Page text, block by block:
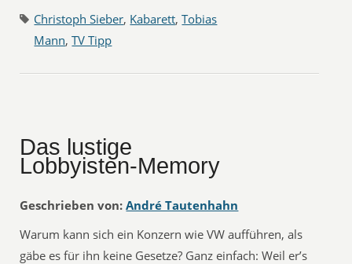
Christoph Sieber, Kabarett,Tobias
Mann,TV Tipp
Das lustige
Lobbyisten-Memory
Geschrieben von: André Tautenhahn
Warum kann sich ein Konzern wie VW aufführen, als
gäbe es für ihn keine Gesetze? Ganz einfach: Weil er’s